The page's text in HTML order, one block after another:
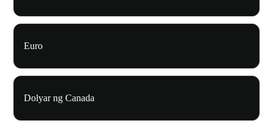
Euro
Dolyar ng Canada